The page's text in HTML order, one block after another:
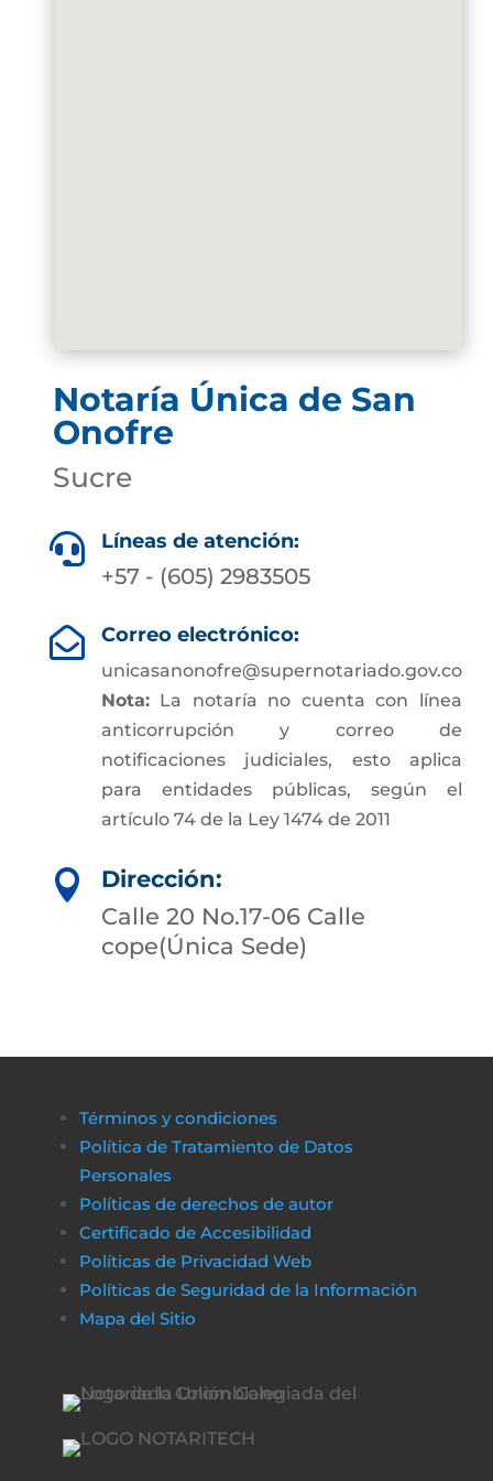
Notaría Única de San
Onofre
Sucre
 Líneas de atención:
+57 - (605) 2983505
 Correo electrónico:
unicasanonofre@supernotariado.gov.co
Nota:La notaría no cuenta con línea
anticorrupción y correo de
notificaciones judiciales, esto aplica
para entidades públicas, según el
artículo 74 de la Ley 1474 de 2011

Dirección:
Calle 20 No.17-06 Calle
cope(Única Sede)
Términos y condiciones
Política de Tratamiento de Datos
Personales
Políticas de derechos de autor
Certificado de Accesibilidad
Políticas de Privacidad Web
Políticas de Seguridad de la Información
Mapa del Sitio